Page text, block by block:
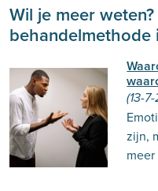
Wil je meer
behandelmethode
(13-
zijn,